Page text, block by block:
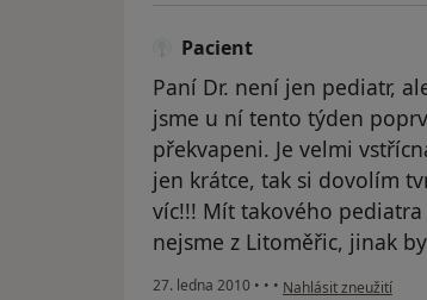
Pacient
Paní Dr. není jen pediatr,
jsme u ní tento týden
překvapeni. Je velmi
jen krátce, tak si dovolím
víc!!! Mít takového
nejsme z Litoměřic, jinak
27. ledna 2010 • • • podle názoru
Nahlásit zneužití